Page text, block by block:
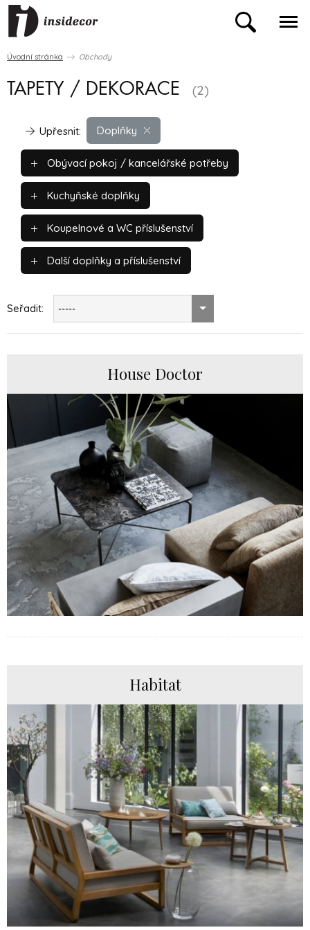
Úvodní stránka Obchody
TAPETY / DEKORACE (2)
Doplňky
Upřesnit:
Obývací pokoj / kancelářské potřeby
Kuchyňské doplňky
Koupelnové a WC příslušenství
Další doplňky a příslušenství
Seřadit: -----
House Doctor
Habitat